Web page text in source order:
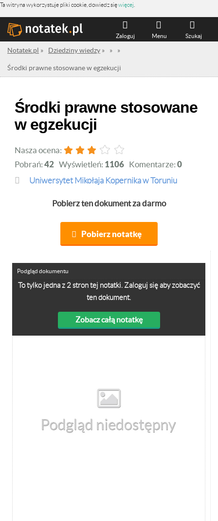
Ta witryna wykorzystuje pliki cookie, dowiedz sięwięcej
Szukaj
Menu
Zaloguj
Notatek.pl » Dziedziny wiedzy » » »
Środki prawne stosowane w egzekucji
Środki prawne stosowane
w egzekucji
Nasza ocena:
Pobrań: 42 Wyświetleń: 1106 Komentarze: 0
Uniwersytet Mikołaja Kopernika w Toruniu
Pobierz ten dokument za darmo
Pobierz notatkę
To tylko jedna z 2 stron tej notatki. Zaloguj się aby zobaczyć
ten dokument.
Zobacz całą notatkę
Podgląd dokumentu